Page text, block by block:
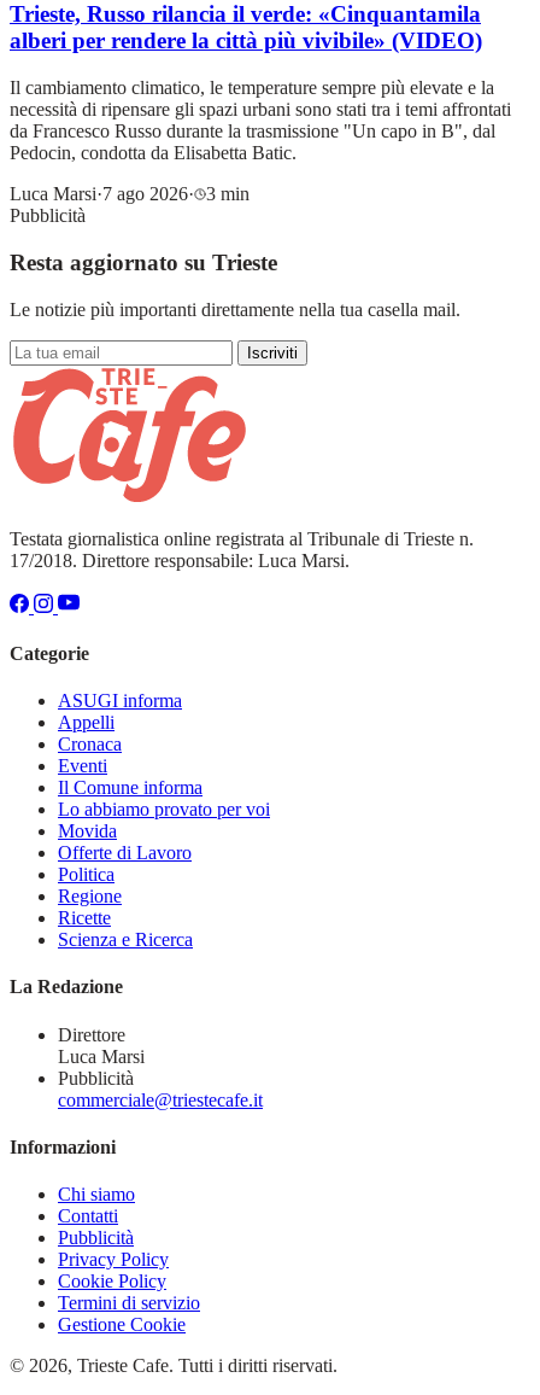
Trieste, Russo rilancia il verde: «Cinquantamila
alberi per rendere la città più vivibile» (VIDEO)
Il cambiamento climatico, le temperature sempre più elevate e la
necessità di ripensare gli spazi urbani sono stati tra i temi affrontati
da Francesco Russo durante la trasmissione "Un capo in B", dal
Pedocin, condotta da Elisabetta Batic.
Luca Marsi·7 ago 2026·
3 min
Pubblicità
Resta aggiornato su Trieste
Le notizie più importanti direttamente nella tua casella mail.
Iscriviti
Testata giornalistica online registrata al Tribunale di Trieste n.
17/2018. Direttore responsabile: Luca Marsi.
Categorie
ASUGI informa
Appelli
Cronaca
Eventi
Il Comune informa
Lo abbiamo provato per voi
Movida
Offerte di Lavoro
Politica
Regione
Ricette
Scienza e Ricerca
La Redazione
Direttore
Luca Marsi
Pubblicità
commerciale@triestecafe.it
Informazioni
Chi siamo
Contatti
Pubblicità
Privacy Policy
Cookie Policy
Termini di servizio
Gestione Cookie
© 2026, Trieste Cafe. Tutti i diritti riservati.